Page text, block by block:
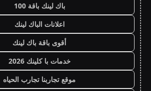
باك لينك باقة 100
اعلانات الباك لينك
أقوى باقة باك لينك
خدمات با كلينك 2026
موقع تجاربنا تجارب الحياه